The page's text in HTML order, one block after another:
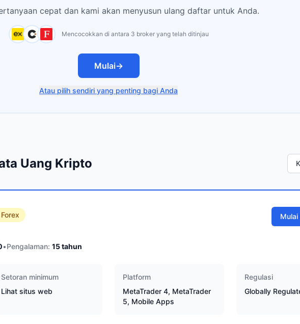
cepat dan kami akan menyusun ulang daftar untuk Anda.
Mencocokkan di antara 3 broker yang telah ditinjau
Mulai→
Atau pilih sendiri yang penting bagi Anda
Uang Kripto
•Pengalaman: 15tahun
Setoran minimum
Lihat situs web
Platform
MetaTrader 4, MetaTrader
5, Mobile Apps
Regulasi
Globally